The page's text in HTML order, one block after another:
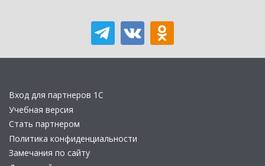
Вход для партнеров 1С
Учебная версия
Стать партнером
Политика конфиденциальности
Замечания по сайту